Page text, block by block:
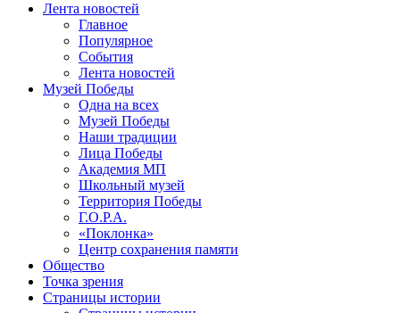
Лента новостей
Главное
Популярное
События
Лента новостей
Музей Победы
Одна на всех
Музей Победы
Наши традиции
Лица Победы
Академия МП
Школьный музей
Территория Победы
Г.О.Р.А.
«Поклонка»
Центр сохранения памяти
Общество
Точка зрения
Страницы истории